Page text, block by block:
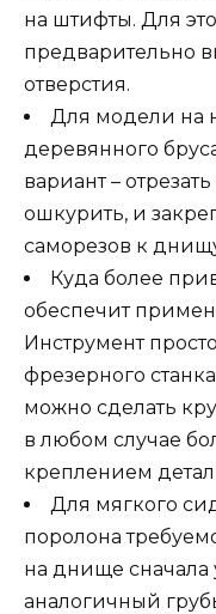
на штифты. Для
предварительно
отверстия.
Для модели на
деревянного
вариант –
ошкурить, и
саморезов к
Куда более
обеспечит
Инструмент
фрезерного
можно сделать
в любом случае
креплением
Для мягкого
поролона
на днище
аналогичный